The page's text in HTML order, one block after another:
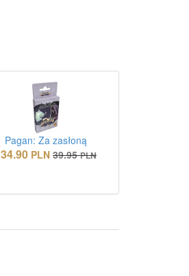
Pagan: Za zasłoną
34.90 PLN 39.95 PLN